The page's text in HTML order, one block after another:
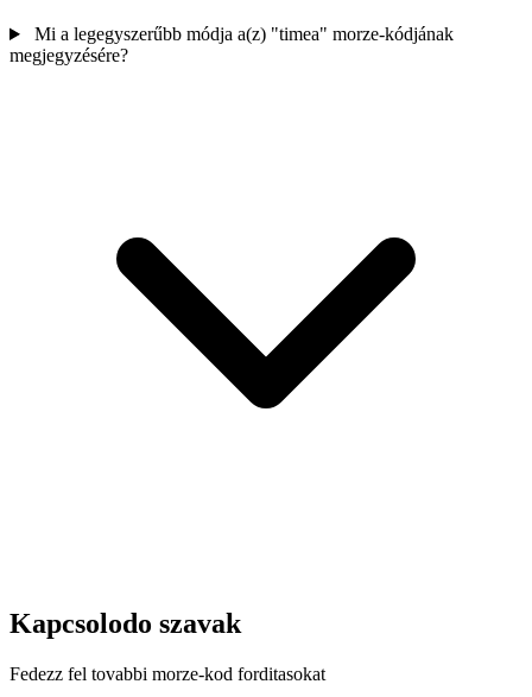
Mi a legegyszerűbb módja a(z) "timea" morze-kódjának
megjegyzésére?
Kapcsolodo szavak
Fedezz fel tovabbi morze-kod forditasokat